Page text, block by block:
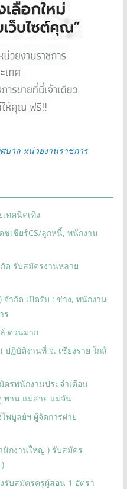
บาล หน่วยงานราชการ
ทคนิคเทิง
ชเชียร์CS/ลูกหนี้, พนักงาน
ด รับสมัครงานหลาย
จำกัด เปิดรับ : ช่าง, พนักงาน
ร
ด่วนมาก
ปฏิบัติงานที่ จ. เชียงราย ใกล้
ครพนักงานประจำเดือน
พาน แม่สาย แม่จัน
พบูลย์ฯ ผู้จัดการฝ่าย
นักงานใหญ่ ) รับสมัคร
รับสมัครครูผู้สอน 1 อัตรา